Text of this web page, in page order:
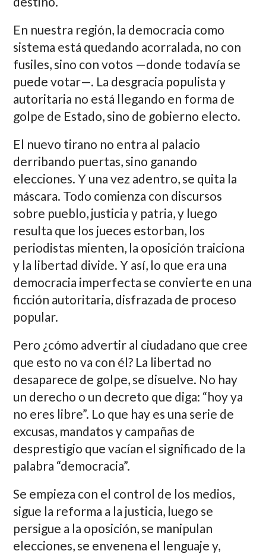
En nuestra región, la democracia como
sistema está quedando acorralada, no con
fusiles, sino con votos —donde todavía se
puede votar—. La desgracia populista y
autoritaria no está llegando en forma de
golpe de Estado, sino de gobierno electo.
El nuevo tirano no entra al palacio
derribando puertas, sino ganando
elecciones. Y una vez adentro, se quita la
máscara. Todo comienza con discursos
sobre pueblo, justicia y patria, y luego
resulta que los jueces estorban, los
periodistas mienten, la oposición traiciona
y la libertad divide. Y así, lo que era una
democracia imperfecta se convierte en una
ficción autoritaria, disfrazada de proceso
popular.
Pero ¿cómo advertir al ciudadano que cree
que esto no va con él? La libertad no
desaparece de golpe, se disuelve. No hay
un derecho o un decreto que diga: “hoy ya
no eres libre”. Lo que hay es una serie de
excusas, mandatos y campañas de
desprestigio que vacían el significado de la
palabra “democracia”.
Se empieza con el control de los medios,
sigue la reforma a la justicia, luego se
persigue a la oposición, se manipulan
elecciones, se envenena el lenguaje y,